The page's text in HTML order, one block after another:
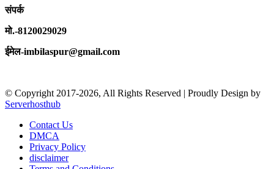
संपर्क
मो.-8120029029
ईमेल-imbilaspur@gmail.com
© Copyright 2017-2026, All Rights Reserved | Proudly Design by
Serverhosthub
Contact Us
DMCA
Privacy Policy
disclaimer